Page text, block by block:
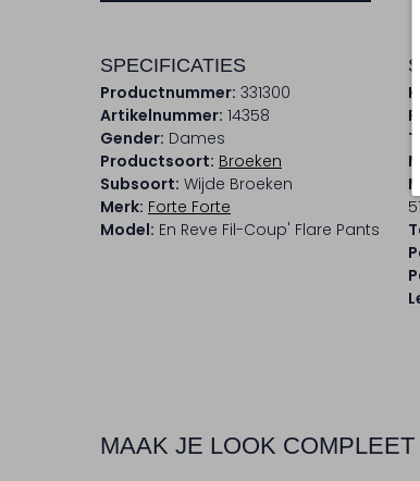
SPECIFICATIES
Productnummer: 331300
Artikelnummer: 14358
Gender: Dames
Productsoort: Broeken
Subsoort: Wijde Broeken
Merk: Forte Forte
Model: En Reve Fil-Coup' Flare Pants
MAAK JE LOOK COMPLEET